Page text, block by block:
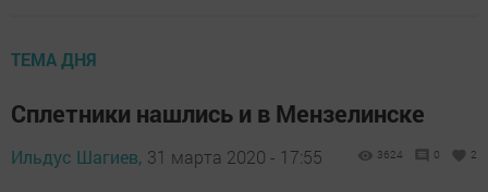
ТЕМА ДНЯ
Сплетники нашлись и в Мензелинске
Ильдус Шагиев, 31 марта 2020 - 17:55 3624 0 2